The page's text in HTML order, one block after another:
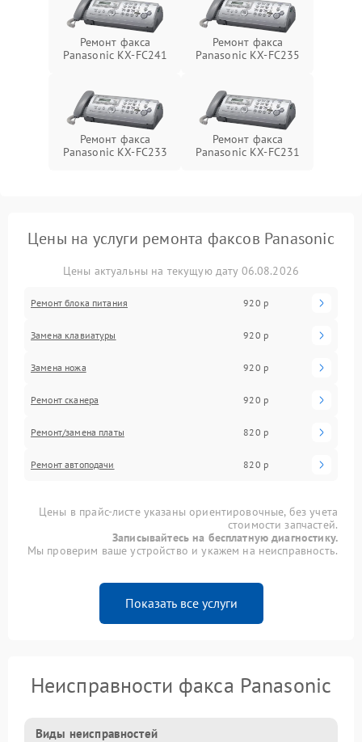
Ремонт факса
Panasonic KX-FC241
Ремонт факса
Panasonic KX-FC235
Ремонт факса
Panasonic KX-FC233
Ремонт факса
Panasonic KX-FC231
Цены на услуги ремонта факсов Panasonic
Цены актуальны на текущую дату 06.08.2026
Ремонт блока питания 920 р
Замена клавиатуры 920 р
Замена ножа 920 р
Ремонт сканера 920 р
Ремонт/замена платы 820 р
Ремонт автоподачи 820 р
Цены в прайс-листе указаны ориентировочные, без учета
стоимости запчастей.
Записывайтесь на бесплатную диагностику.
Мы проверим ваше устройство и укажем на неисправность.
Показать все услуги
Неисправности факса Panasonic
Виды неисправностей